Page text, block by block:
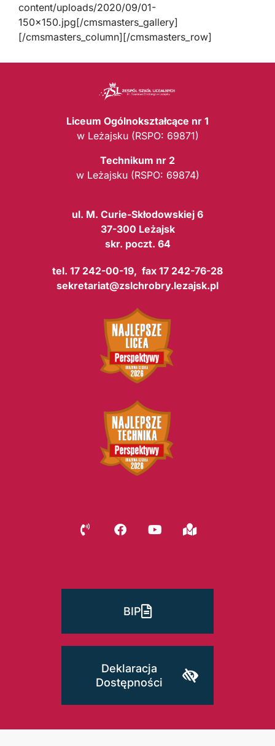
content/uploads/2020/09/01-
150×150.jpg[/cmsmasters_gallery]
[/cmsmasters_column][/cmsmasters_row]
Liceum Ogólnokształcące nr 1
w Leżajsku (RSPO: 69871)
Technikum nr 2
w Leżajsku (RSPO: 69874)
ul. M. Curie-Skłodowskiej 6
37-300 Leżajsk
skr. poczt. 64
tel. 17 242-00-19, fax 17 242-76-28
sekretariat@zslchrobry.lezajsk.pl
BIP
Deklaracja
Dostępności